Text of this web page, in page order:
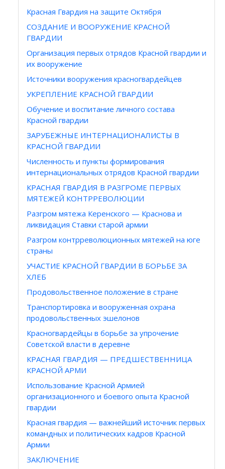
Красная Гвардия на защите Октября
СОЗДАНИЕ И ВООРУЖЕНИЕ КРАСНОЙ
ГВАРДИИ
Организация первых отрядов Красной гвардии и
их вооружение
Источники вооружения красногвардейцев
УКРЕПЛЕНИЕ КРАСНОЙ ГВАРДИИ
Обучение и воспитание личного состава
Красной гвардии
ЗАРУБЕЖНЫЕ ИНТЕРНАЦИОНАЛИСТЫ В
КРАСНОЙ ГВАРДИИ
Численность и пункты формирования
интернациональных отрядов Красной гвардии
КРАСНАЯ ГВАРДИЯ В РАЗГРОМЕ ПЕРВЫХ
МЯТЕЖЕЙ КОНТРРЕВОЛЮЦИИ
Разгром мятежа Керенского — Краснова и
ликвидация Ставки старой армии
Разгром контрреволюционных мятежей на юге
страны
УЧАСТИЕ КРАСНОЙ ГВАРДИИ В БОРЬБЕ ЗА
ХЛЕБ
Продовольственное положение в стране
Транспортировка и вооруженная охрана
продовольственных эшелонов
Красногвардейцы в борьбе за упрочение
Советской власти в деревне
КРАСНАЯ ГВАРДИЯ — ПРЕДШЕСТВЕННИЦА
КРАСНОЙ АРМИ
Использование Красной Армией
организационного и боевого опыта Красной
гвардии
Красная гвардия — важнейший источник первых
командных и политических кадров Красной
Армии
ЗАКЛЮЧЕНИЕ